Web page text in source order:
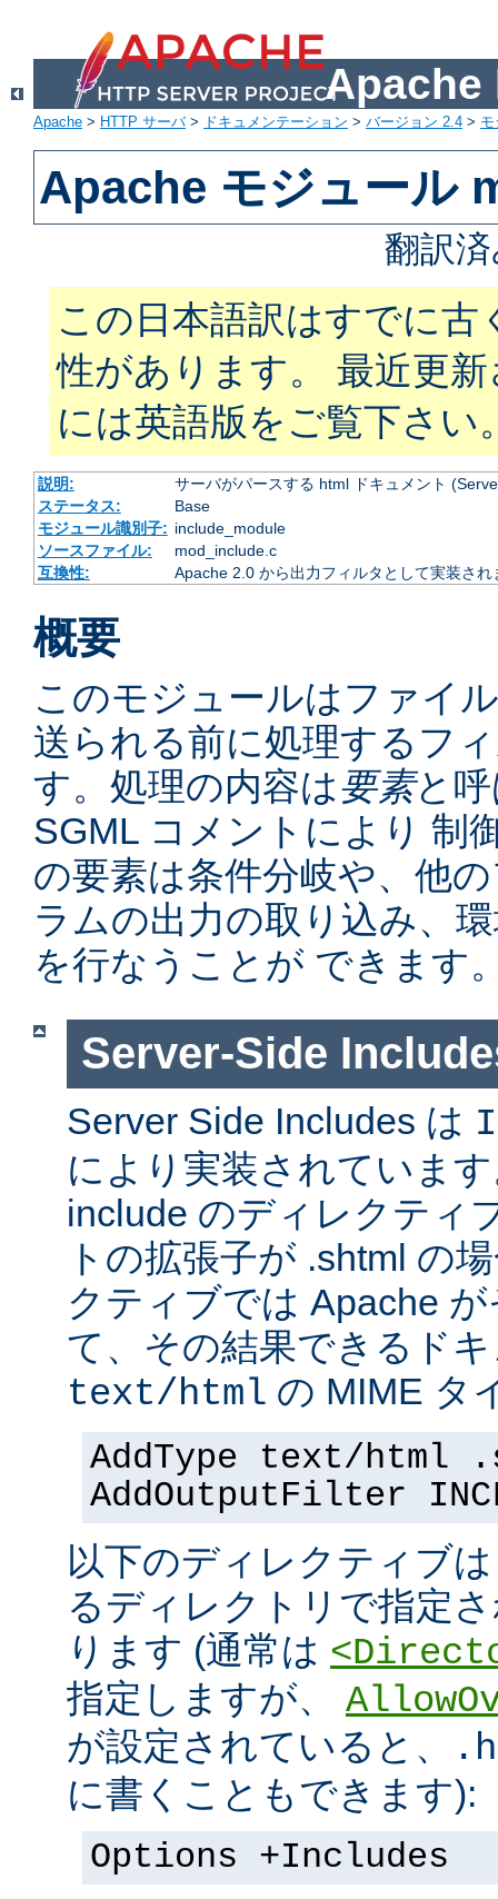
Apache
Apache > HTTP サーバ> ドキュメンテーション > バージョン 2.4 >
Apache モジュール
翻訳
この日本語訳はすでに古
性があります。 最近更
には英語版をご覧下さい
説明:
サーバがパースする html ドキュメント
ステータス:
Base
モジュール識別子: include_module
ソースファイル:
mod_include.c
互換性:
Apache 2.0 から出力フィルタとして実装され
概要
このモジュールはファイ
送られる前に処理するフ
す。処理の内容は要素と
SGML コメントにより 制
の要素は条件分岐や、他
ラムの出力の取り込み、
を行なうことが できます
Server-Side
Server Side Includes は
により実装されていま
include のディレクティ
トの拡張子が .shtml の
クティブでは Apache
て、その結果できるド
text/html の MIME タ
AddType text/html
AddOutputFilter
以下のディレクティブ
るディレクトリで指定
ります (通常は
指定しますが、
が設定されていると、
に書くこともできます):
Options +Includes